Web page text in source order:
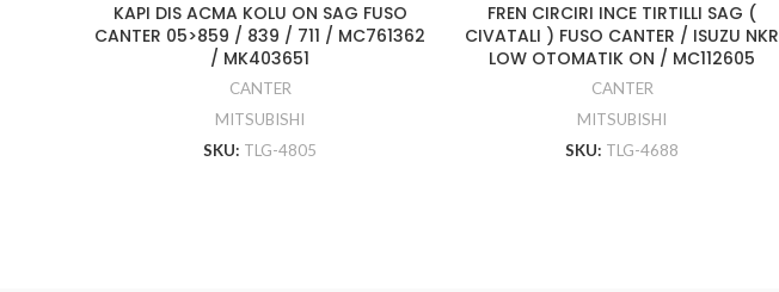
KAPI DIS ACMA KOLU ON SAG FUSO
CANTER 05>859 / 839 / 711 / MC761362
/ MK403651
CANTER
MITSUBISHI
SKU: TLG-4805
FREN CIRCIRI INCE TIRTILLI SAG (
CIVATALI ) FUSO CANTER / ISUZU NKR
LOW OTOMATIK ON / MC112605
CANTER
MITSUBISHI
SKU: TLG-4688